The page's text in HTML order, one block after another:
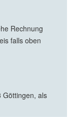
Rechnung
falls oben
Göttingen, als